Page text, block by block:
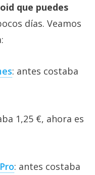
que puedes
días. Veamos
: antes costaba
1,25 €, ahora es
: antes costaba